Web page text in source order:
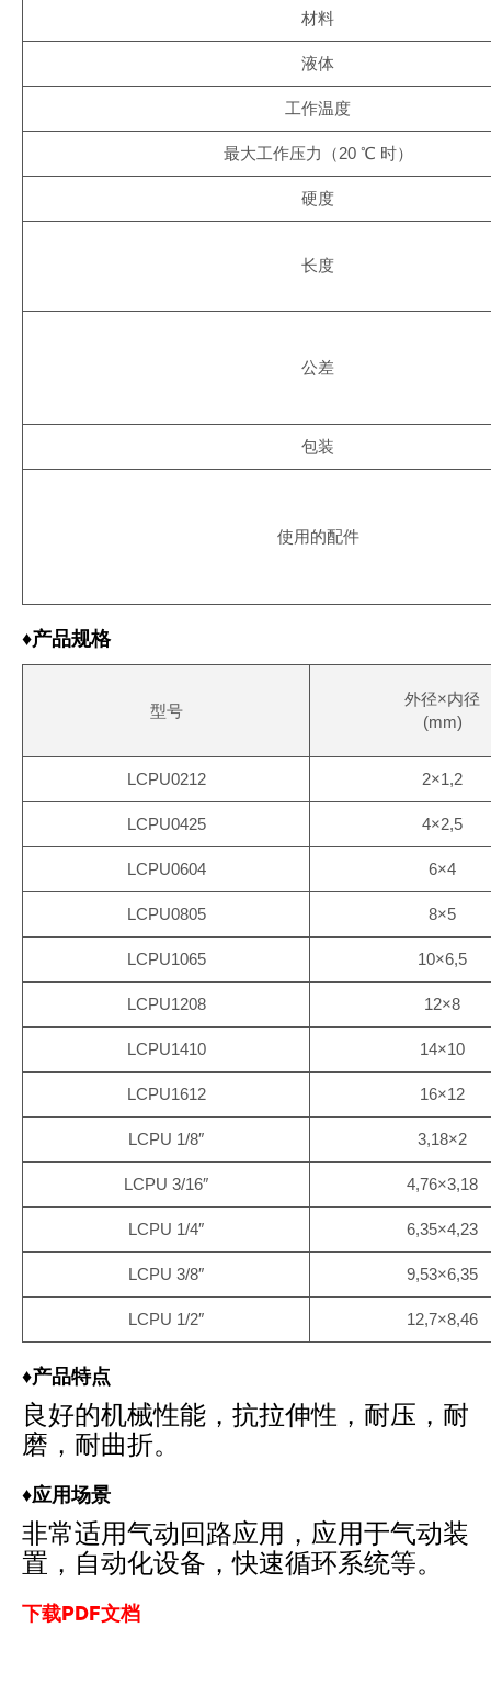
材料
液体
工作温度
最大工作压力（20 ℃ 时）
硬度
长度
公差
包装
使用的配件
♦产品规格
型号
外径×内径
(mm)
LCPU0212 2×1,2
LCPU0425 4×2,5
LCPU0604 6×4
LCPU0805 8×5
LCPU1065 10×6,5
LCPU1208 12×8
LCPU1410 14×10
LCPU1612 16×12
LCPU 1/8″ 3,18×2
LCPU 3/16″ 4,76×3,18
LCPU 1/4″ 6,35×4,23
LCPU 3/8″ 9,53×6,35
LCPU 1/2″ 12,7×8,46
♦产品特点
良好的机械性能，抗拉伸性，耐压，耐
磨，耐曲折。
♦应用场景
非常适用气动回路应用，应用于气动装
置，自动化设备，快速循环系统等。
下载PDF文档